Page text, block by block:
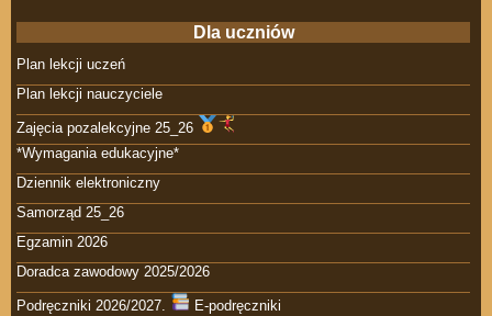
Dla uczniów
Plan lekcji uczeń
Plan lekcji nauczyciele
Zajęcia pozalekcyjne 25_26
*Wymagania edukacyjne*
Dziennik elektroniczny
Samorząd 25_26
Egzamin 2026
Doradca zawodowy 2025/2026
Podręczniki 2026/2027.
E-podręczniki